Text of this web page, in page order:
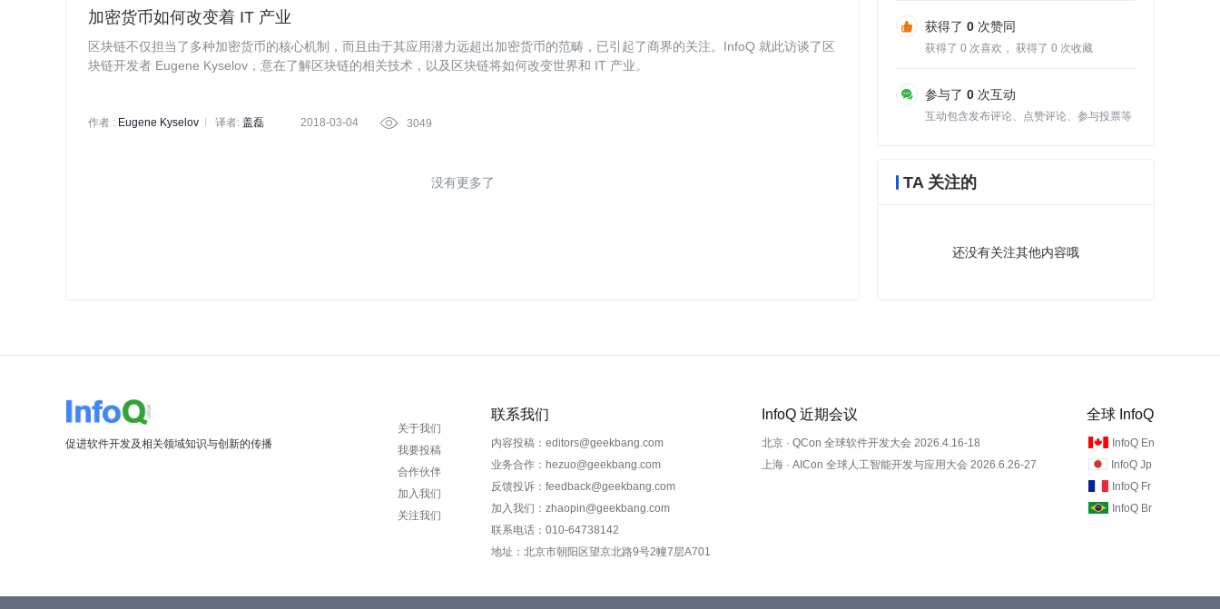
加密货币如何改变着 IT 产业
区块链不仅担当了多种加密货币的核心机制，而且由于其应用潜力远超出加密货币的范畴，已引起了商界的关注。InfoQ 就此访谈了区
块链开发者 Eugene Kyselov，意在了解区块链的相关技术，以及区块链将如何改变世界和 IT 产业。
作者 : Eugene Kyselov 译者: 盖磊 2018-03-04  3049
没有更多了
获得了 0 次赞同
获得了 0 次喜欢， 获得了 0 次收藏
参与了 0 次互动
互动包含发布评论、点赞评论、参与投票等
TA 关注的
还没有关注其他内容哦
促进软件开发及相关领域知识与创新的传播
关于我们
我要投稿
合作伙伴
加入我们
关注我们
联系我们
内容投稿：editors@geekbang.com
业务合作：hezuo@geekbang.com
反馈投诉：feedback@geekbang.com
加入我们：zhaopin@geekbang.com
联系电话：010-64738142
地址：北京市朝阳区望京北路9号2幢7层A701
InfoQ 近期会议
北京 · QCon 全球软件开发大会 2026.4.16-18
上海 · AICon 全球人工智能开发与应用大会 2026.6.26-27
全球 InfoQ
InfoQ En
InfoQ Jp
InfoQ Fr
InfoQ Br